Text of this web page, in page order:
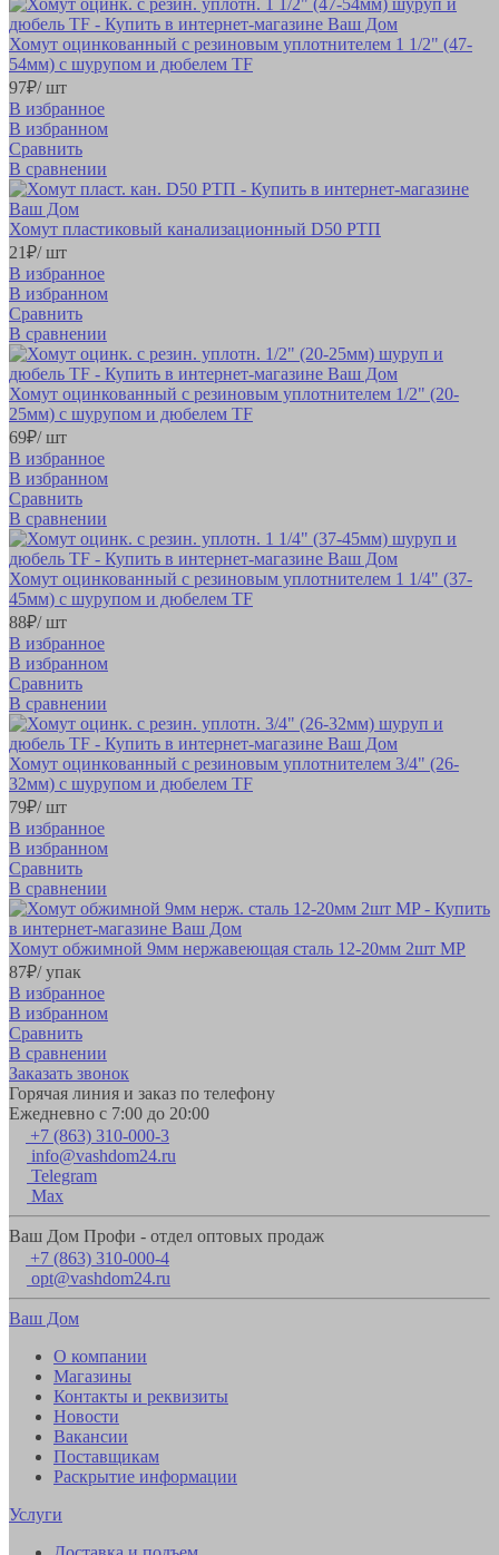
Хомут оцинкованный с резиновым уплотнителем 1 1/2" (47-
54мм) с шурупом и дюбелем TF
97₽/ шт
В избранное
В избранном
Сравнить
В сравнении
Хомут пластиковый канализационный D50 РТП
21₽/ шт
В избранное
В избранном
Сравнить
В сравнении
Хомут оцинкованный с резиновым уплотнителем 1/2" (20-
25мм) с шурупом и дюбелем TF
69₽/ шт
В избранное
В избранном
Сравнить
В сравнении
Хомут оцинкованный с резиновым уплотнителем 1 1/4" (37-
45мм) с шурупом и дюбелем TF
88₽/ шт
В избранное
В избранном
Сравнить
В сравнении
Хомут оцинкованный с резиновым уплотнителем 3/4" (26-
32мм) с шурупом и дюбелем TF
79₽/ шт
В избранное
В избранном
Сравнить
В сравнении
Хомут обжимной 9мм нержавеющая сталь 12-20мм 2шт MP
87₽/ упак
В избранное
В избранном
Сравнить
В сравнении
Заказать звонок
Горячая линия и заказ по телефону
Ежедневно с 7:00 до 20:00
+7 (863) 310-000-3
info@vashdom24.ru
Telegram
Max
Ваш Дом Профи - отдел оптовых продаж
+7 (863) 310-000-4
opt@vashdom24.ru
Ваш Дом
О компании
Магазины
Контакты и реквизиты
Новости
Вакансии
Поставщикам
Раскрытие информации
Услуги